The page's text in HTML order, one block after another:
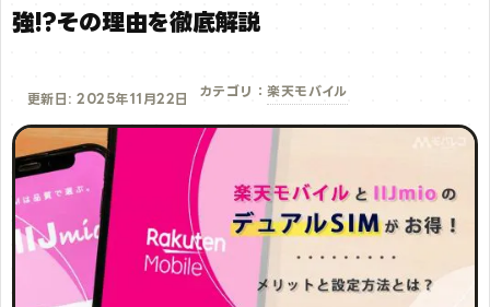
強!?その理由を徹底解説
更新日: 2025年11月22日
カテゴリ：楽天モバイル